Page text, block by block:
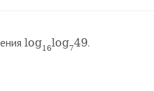
log16log749.